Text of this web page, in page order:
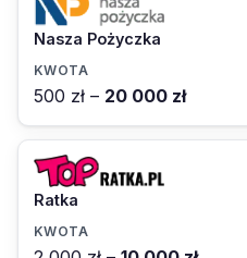
Nasza Pożyczka
500 zł – 20 000 zł
Ratka